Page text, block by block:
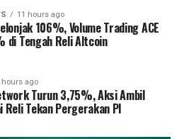
11 hours ago
106%, Volume Trading ACE
di Tengah Reli Altcoin
hours ago
Turun 3,75%, Aksi Ambil
Reli Tekan Pergerakan PI